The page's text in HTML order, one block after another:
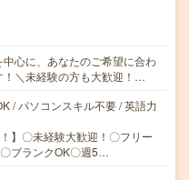
心に、あなたのご希望に合わ
！＼未経験の方も大歓迎！…
/ パソコンスキル不要 / 英語力
】〇未経験大歓迎！〇フリー
ブランクOK〇週5…